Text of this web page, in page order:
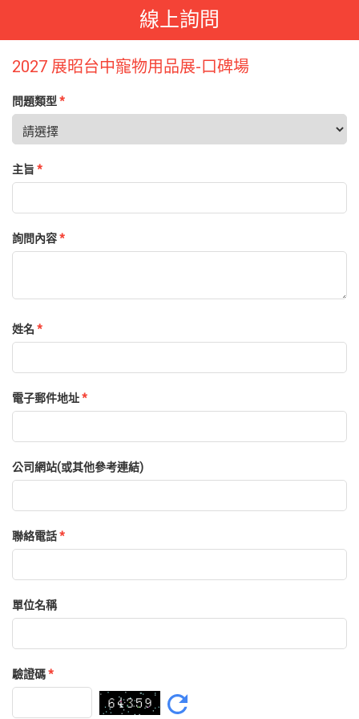
線上詢問
2027 展昭台中寵物用品展-口碑場
問題類型 *
主旨 *
詢問內容*
姓名 *
電子郵件地址*
公司網站(或其他參考連結)
聯絡電話*
單位名稱
驗證碼*